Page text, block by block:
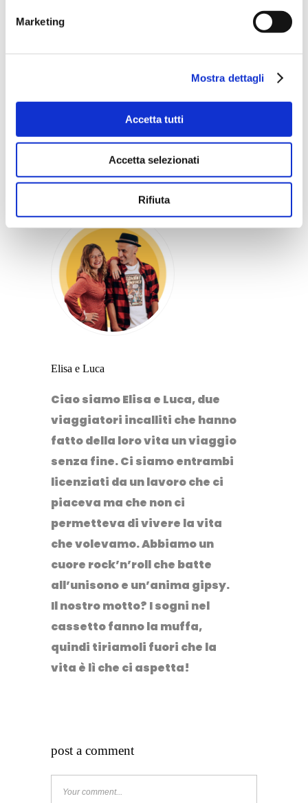
Marketing
Mostra dettagli
Accetta tutti
Accetta selezionati
Rifiuta
ELISA E LUCA
Elisa e Luca
Ciao siamo Elisa e Luca, due
viaggiatori incalliti che hanno
fatto della loro vita un viaggio
senza fine. Ci siamo entrambi
licenziati da un lavoro che ci
piaceva ma che non ci
permetteva di vivere la vita
che volevamo. Abbiamo un
cuore rock’n’roll che batte
all’unisono e un’anima gipsy.
Il nostro motto? I sogni nel
cassetto fanno la muffa,
quindi tiriamoli fuori che la
vita è lì che ci aspetta!
post a comment